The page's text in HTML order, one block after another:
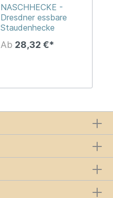
NASCHHECKE -
Dresdner essbare
Staudenhecke
Ab 28,32 €*